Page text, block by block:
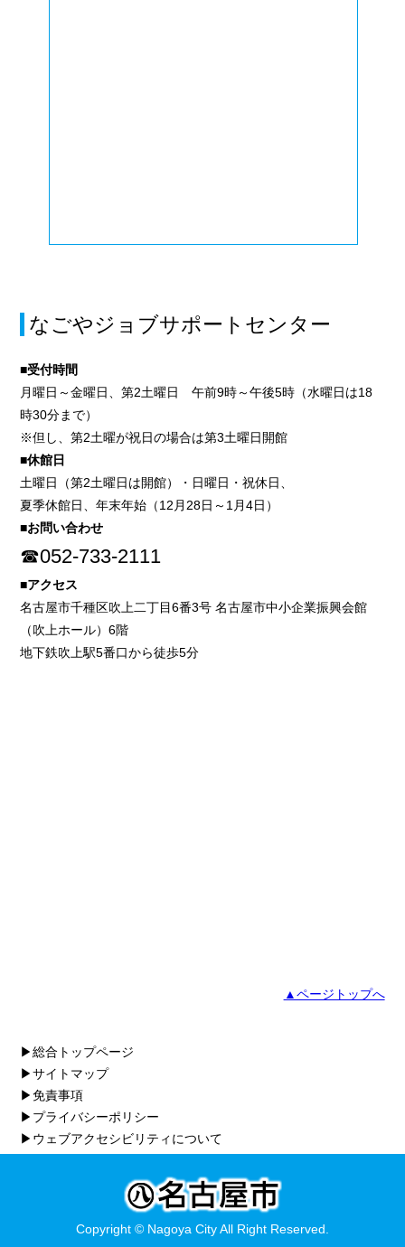
なごやジョブサポートセンター
■受付時間
月曜日～金曜日、第2土曜日 午前9時～午後5時（水曜日は18
時30分まで）
※但し、第2土曜が祝日の場合は第3土曜日開館
■休館日
土曜日（第2土曜日は開館）・日曜日・祝休日、
夏季休館日、年末年始（12月28日～1月4日）
■お問い合わせ
☎052-733-2111
■アクセス
名古屋市千種区吹上二丁目6番3号 名古屋市中小企業振興会館
（吹上ホール）6階
地下鉄吹上駅5番口から徒歩5分
▲ページトップへ
▶総合トップページ
▶サイトマップ
▶免責事項
▶プライバシーポリシー
▶ウェブアクセシビリティについて
Copyright © Nagoya City All Right Reserved.